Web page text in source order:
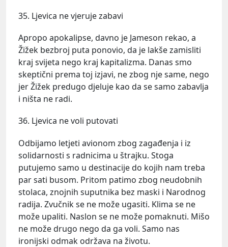
35. Ljevica ne vjeruje zabavi
Apropo apokalipse, davno je Jameson rekao, a
Žižek bezbroj puta ponovio, da je lakše zamisliti
kraj svijeta nego kraj kapitalizma. Danas smo
skeptični prema toj izjavi, ne zbog nje same, nego
jer Žižek predugo djeluje kao da se samo zabavlja
i ništa ne radi.
36. Ljevica ne voli putovati
Odbijamo letjeti avionom zbog zagađenja i iz
solidarnosti s radnicima u štrajku. Stoga
putujemo samo u destinacije do kojih nam treba
par sati busom. Pritom patimo zbog neudobnih
stolaca, znojnih suputnika bez maski i Narodnog
radija. Zvučnik se ne može ugasiti. Klima se ne
može upaliti. Naslon se ne može pomaknuti. Mišo
ne može drugo nego da ga voli. Samo nas
ironijski odmak održava na životu.